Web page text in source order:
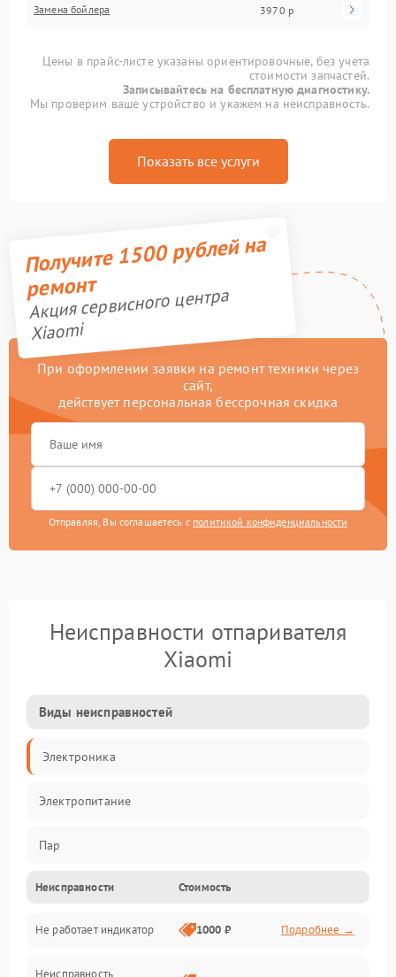
Замена бойлера 3970 р
Цены в прайс-листе указаны ориентировочные, без учета
стоимости запчастей.
Записывайтесь на бесплатную диагностику.
Мы проверим ваше устройство и укажем на неисправность.
Показать все услуги
Получите 1500 рублей на
ремонт
Акция сервисного центра
Xiaomi
При оформлении заявки на ремонт техники через
сайт,
действует персональная бессрочная скидка
Отправляя, Вы соглашаетесь с политикой конфиденциальности
Неисправности отпаривателя
Xiaomi
Виды неисправностей
Электроника
Электропитание
Пар
Герметичность
Механические повреждения
Неисправности Стоимость
Не работает индикатор 1000 ₽ Подробнее →
Неисправность